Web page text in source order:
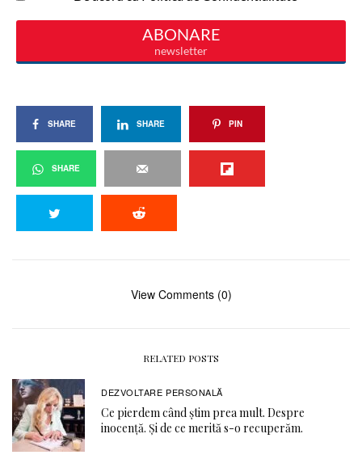
SHARE SHARE PIN
SHARE
View Comments (0)
RELATED POSTS
DEZVOLTARE PERSONALĂ
Ce pierdem când știm prea mult. Despre
inocență. Și de ce merită s-o recuperăm.